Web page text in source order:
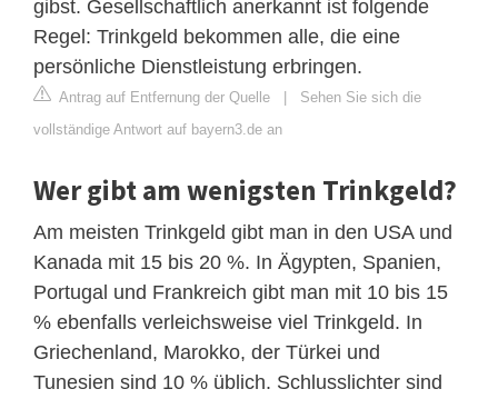
gibst. Gesellschaftlich anerkannt ist folgende
Regel: Trinkgeld bekommen alle, die eine
persönliche Dienstleistung erbringen.
Antrag auf Entfernung der Quelle | Sehen Sie sich die
vollständige Antwort auf bayern3.de an
Wer gibt am wenigsten Trinkgeld?
Am meisten Trinkgeld gibt man in den USA und
Kanada mit 15 bis 20 %. In Ägypten, Spanien,
Portugal und Frankreich gibt man mit 10 bis 15
% ebenfalls verleichsweise viel Trinkgeld. In
Griechenland, Marokko, der Türkei und
Tunesien sind 10 % üblich. Schlusslichter sind